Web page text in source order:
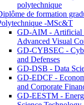
polytechnique
de formation
-MSc&T
GD-AIM - Artificial
Advanced Visual
GD-CYBSEC -
and Defenses
GD-DSB - Data
GD-EDCF -
and Corporate
GD-EESTM -